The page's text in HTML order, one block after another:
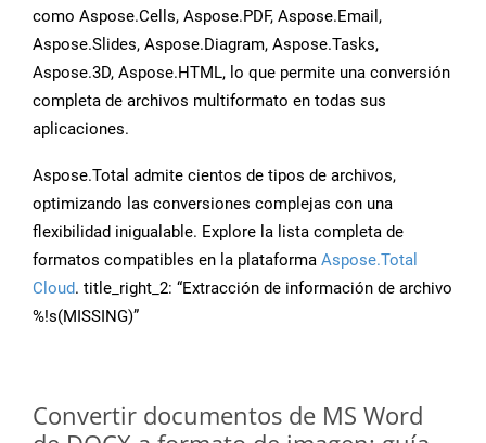
como Aspose.Cells, Aspose.PDF, Aspose.Email,
Aspose.Slides, Aspose.Diagram, Aspose.Tasks,
Aspose.3D, Aspose.HTML, lo que permite una conversión
completa de archivos multiformato en todas sus
aplicaciones.
Aspose.Total admite cientos de tipos de archivos,
optimizando las conversiones complejas con una
flexibilidad inigualable. Explore la lista completa de
formatos compatibles en la plataforma Aspose.Total
Cloud. title_right_2: “Extracción de información de archivo
%!s(MISSING)”
Convertir documentos de MS Word